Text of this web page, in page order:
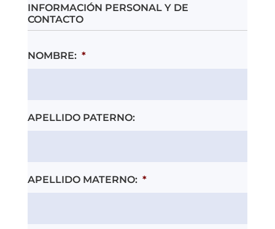
INFORMACIÓN PERSONAL Y DE
CONTACTO
NOMBRE: *
APELLIDO PATERNO:
APELLIDO MATERNO: *